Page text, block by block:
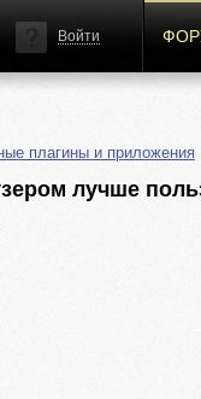
Войти
плагины и приложения
лучше